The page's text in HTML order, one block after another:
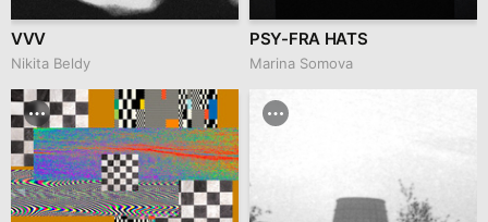
VVV
Nikita Beldy
PSY-FRA HATS
Marina Somova